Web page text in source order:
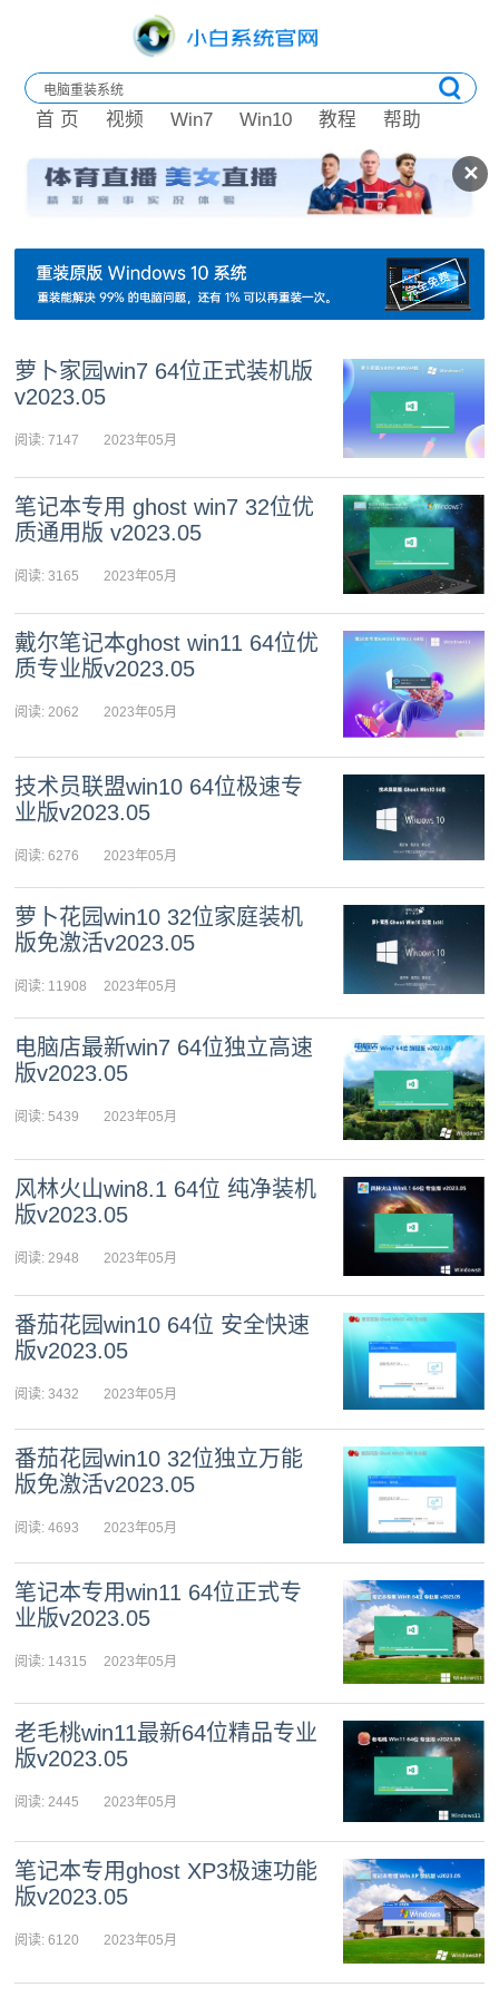
✕
首 页 视频 Win7 Win10 教程 帮助
萝卜家园win7 64位正式装机版
v2023.05
阅读: 7147
2023年05月
笔记本专用 ghost win7 32位优
质通用版 v2023.05
阅读: 3165
2023年05月
戴尔笔记本ghost win11 64位优
质专业版v2023.05
阅读: 2062
2023年05月
技术员联盟win10 64位极速专
业版v2023.05
阅读: 6276
2023年05月
08日 11:09:46
萝卜花园win10 32位家庭装机
版免激活v2023.05
阅读: 11908
2023年05月
08日 11:02:36
电脑店最新win7 64位独立高速
版v2023.05
阅读: 5439
2023年05月
风林火山win8.1 64位 纯净装机
版v2023.05
阅读: 2948
2023年05月
番茄花园win10 64位 安全快速
版v2023.05
阅读: 3432
2023年05月
番茄花园win10 32位独立万能
版免激活v2023.05
阅读: 4693
2023年05月
笔记本专用win11 64位正式专
业版v2023.05
阅读: 14315
2023年05月
老毛桃win11最新64位精品专业
版v2023.05
阅读: 2445
2023年05月
笔记本专用ghost XP3极速功能
版v2023.05
阅读: 6120
2023年05月